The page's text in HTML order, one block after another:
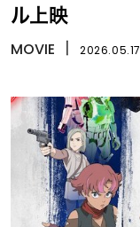
ル上映
MOVIE 2026.05.17